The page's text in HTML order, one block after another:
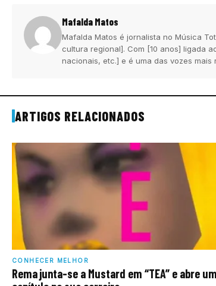
Mafalda Matos
Mafalda Matos é jornalista no Música
cultura regional]. Com [10 anos] ligada
nacionais, etc.] e é uma das vozes
ARTIGOS RELACIONADOS
CONHECER MELHOR
Rema junta-se a Mustard em “TEA” e abre